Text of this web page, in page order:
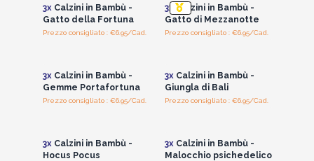
3xCalzini in Bambù -
Gatto della Fortuna
Prezzo consigliato : €6.95/Cad.
3x Calzini in Bambù -
Gatto di Mezzanotte
Prezzo consigliato : €6.95/Cad.
3xCalzini in Bambù -
Gemme Portafortuna
Prezzo consigliato : €6.95/Cad.
3xCalzini in Bambù -
Giungla di Bali
Prezzo consigliato : €6.95/Cad.
3xCalzini in Bambù -
Hocus Pocus
3xCalzini in Bambù -
Malocchio psichedelico